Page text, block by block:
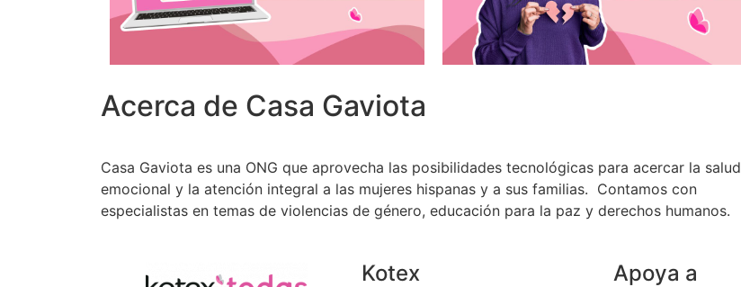
Acerca de Casa Gaviota
Casa Gaviota es una ONG que aprovecha las posibilidades tecnológicas para acercar la salud
emocional y la atención integral a las mujeres hispanas y a sus familias. Contamos con
especialistas en temas de violencias de género, educación para la paz y derechos humanos.
Kotex Apoya a